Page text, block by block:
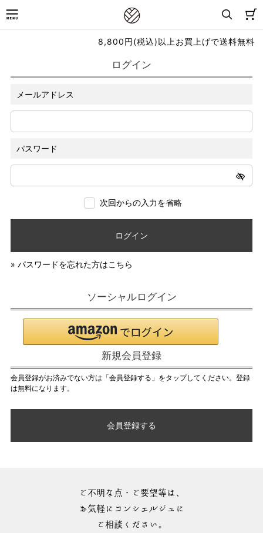
8,800円(税込)以上お買上げで送料無料
ログイン
メールアドレス
パスワード
次回からの入力を省略
ログイン
» パスワードを忘れた方はこちら
ソーシャルログイン
新規会員登録
会員登録がお済みでない方は「会員登録する」をタップしてください。登録
は無料になります。
会員登録する
ご不明な点・ご要望等は、
お気軽にコンシェルジュに
ご相談ください。